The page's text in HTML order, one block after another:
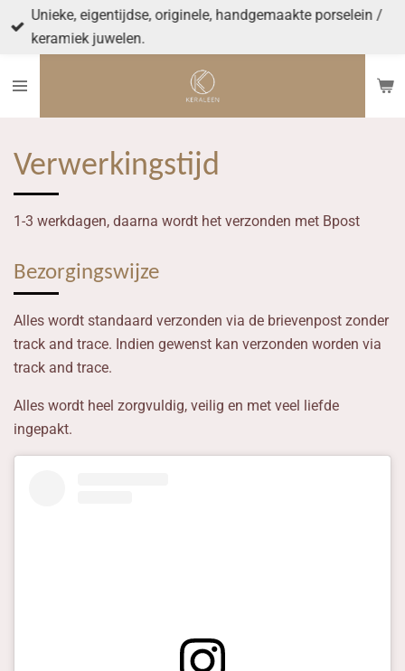
Ga
direct
de
Unieke, eigentijdse, originele, handgemaakte porselein /
keramiek juwelen.
Verwerkingstijd
1-3 werkdagen, daarna wordt het verzonden met Bpost
Bezorgingswijze
Alles wordt standaard verzonden via de brievenpost zonder
track and trace. Indien gewenst kan verzonden worden via
track and trace.
Alles wordt heel zorgvuldig, veilig en met veel liefde
ingepakt.